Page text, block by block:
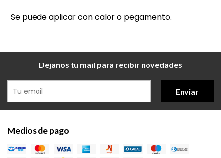
Se puede aplicar con calor o pegamento.
Dejanos tu mail para recibir novedades
Enviar
Medios de pago